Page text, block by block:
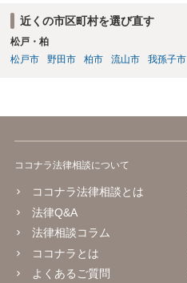
変わるかもしれませんが…
近くの市区町村を選び直す
松戸・柏
松戸市
野田市 柏市 流山市 我孫子市
ココナラ法律相談について
ココナラ法律相談とは
法律Q&A
法律相談コラム
ココナラとは
よくあるご質問